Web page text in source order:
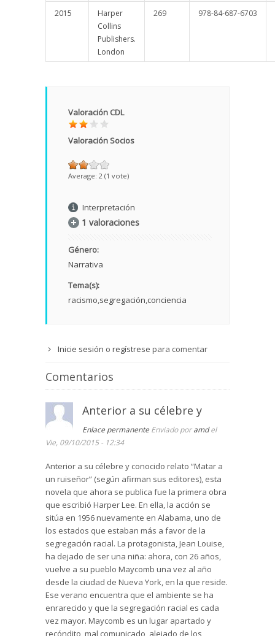
2015
Harper
Collins
Publishers.
London
269 978-84-687-6703
Valoración CDL
Valoración Socios
Average: 2 (1 vote)
Interpretación
1 valoraciones
Género:
Narrativa
Tema(s):
racismo segregación conciencia
Inicie sesión o regístrese para comentar
Comentarios
Anterior a su célebre y
Enlace permanente Enviado poramdel
Vie, 09/10/2015 - 12:34
Anterior a su célebre y conocido relato “Matar a
un ruiseñor” (según afirman sus editores), esta
novela que ahora se publica fue la primera obra
que escribió Harper Lee. En ella, la acción se
sitúa en 1956 nuevamente en Alabama, uno de
los estados que estaban más a favor de la
segregación racial. La protagonista, Jean Louise,
ha dejado de ser una niña: ahora, con 26 años,
vuelve a su pueblo Maycomb una vez al año
desde la ciudad de Nueva York, en la que reside.
Ese verano encuentra que el ambiente se ha
enrarecido y que la segregación racial es cada
vez mayor. Maycomb es un lugar apartado y